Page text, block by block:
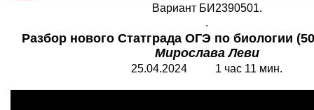
Вариант БИ2390501.
.
Разбор нового Статграда ОГЭ по биологии
Мирослава Леви
25.04.2024 1 час 11 мин.